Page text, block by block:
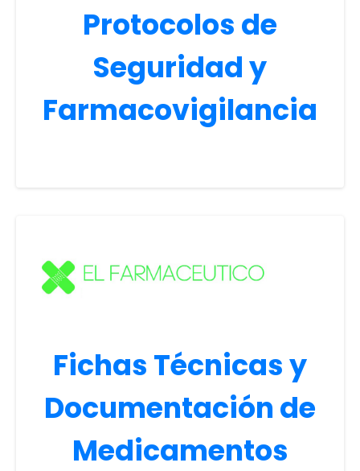
Protocolos de
Seguridad y
Farmacovigilancia
Fichas Técnicas y
Documentación de
Medicamentos